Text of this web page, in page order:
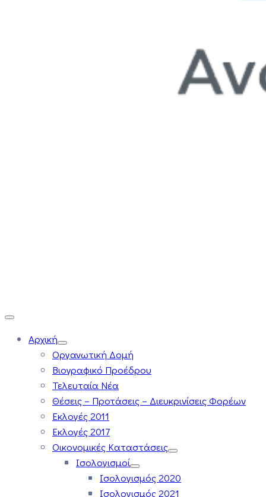
Αρχική
Οργανωτική Δομή
Βιογραφικό Προέδρου
Τελευταία Νέα
Θέσεις – Προτάσεις – Διευκρινίσεις Φορέων
Εκλογές 2011
Εκλογές 2017
Οικονομικές Καταστάσεις
Ισολογισμοί
Ισολογισμός 2020
Ισολογισμός 2021